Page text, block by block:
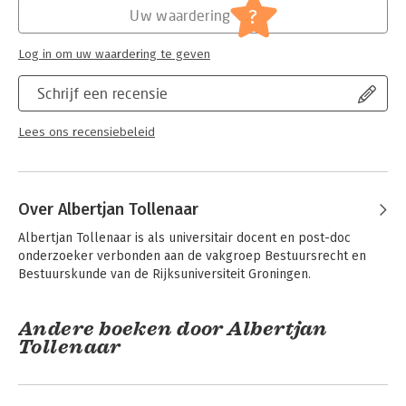
Staatsinrichting algemeen
Serie:
NILG - Governance en Recht
Schrijf een recensie
Lees ons recensiebeleid
Uw waardering ?
Log in om uw waardering te geven
Over Albertjan Tollenaar
Albertjan Tollenaar is als universitair docent en post-doc
onderzoeker verbonden aan de vakgroep Bestuursrecht en
Bestuurskunde van de Rijksuniversiteit Groningen.
Andere boeken door Albertjan
Tollenaar